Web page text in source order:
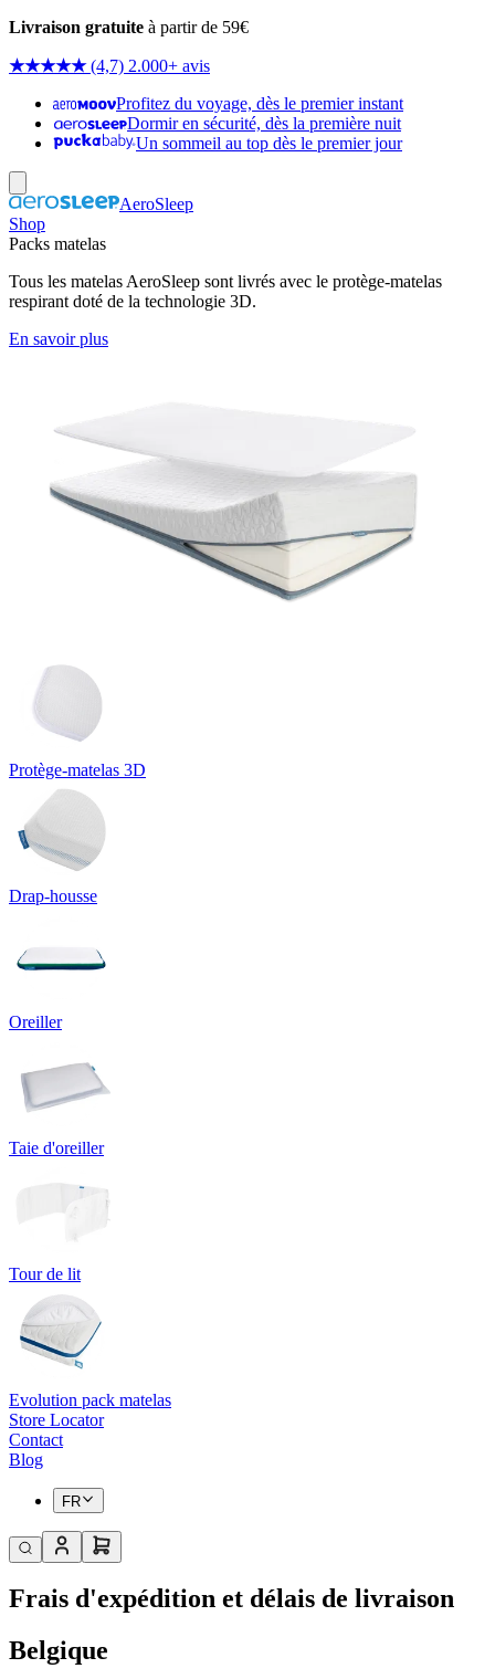
Livraison gratuite à partir de 59€
★★★★★ (4,7) 2.000+ avis
Profitez du voyage, dès le premier instant
Dormir en sécurité, dès la première nuit
Un sommeil au top dès le premier jour
AeroSleep
Shop
Packs matelas
Tous les matelas AeroSleep sont livrés avec le protège-matelas
respirant doté de la technologie 3D.
En savoir plus
Protège-matelas 3D
Drap-housse
Oreiller
Taie d'oreiller
Tour de lit
Evolution pack matelas
Store Locator
Contact
Blog
FR
Frais d'expédition et délais de livraison
Belgique